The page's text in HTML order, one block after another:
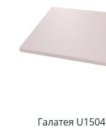
Галатея U1504